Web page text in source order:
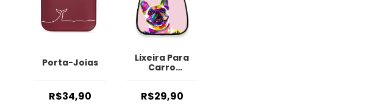
Porta-Joias
R$34,90
Lixeira Para
Carro
R$29,90